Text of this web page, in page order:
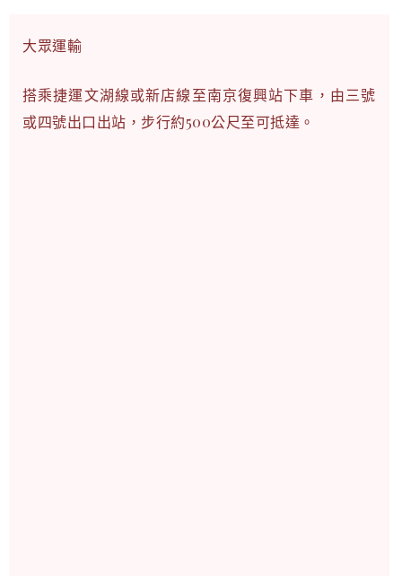
大眾運輸
搭乘捷運文湖線或新店線至南京復興站下車，由三號
或四號出口出站，步行約500公尺至可抵達。